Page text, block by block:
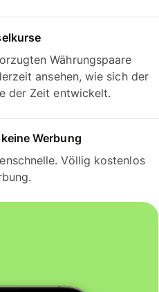
Währungspaare
ansehen, wie sich der
der Zeit entwickelt.
Werbung
Völlig kostenlos